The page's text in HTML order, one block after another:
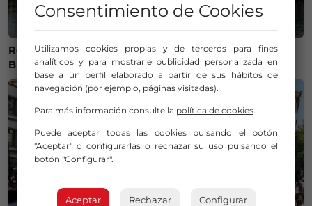
Recuperan el cuerpo sin vida de una mujer en la ría de
Bilbao
Consentimiento de Cookies
Utilizamos cookies propias y de terceros para fines
analíticos y para mostrarle publicidad personalizada en
base a un perfil elaborado a partir de sus hábitos de
navegación (por ejemplo, páginas visitadas).
Para más información consulte la política de cookies.
Puede aceptar todas las cookies pulsando el botón
"Aceptar" o configurarlas o rechazar su uso pulsando el
botón "Configurar".
Aceptar Rechazar Configurar